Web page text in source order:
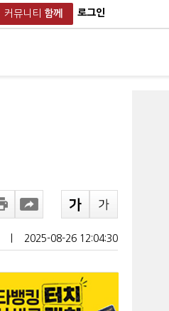
커뮤니티 함께 로그인
2025-08-26 12:04:30